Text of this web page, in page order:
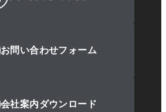
お問い合わせフォーム
会社案内ダウンロード